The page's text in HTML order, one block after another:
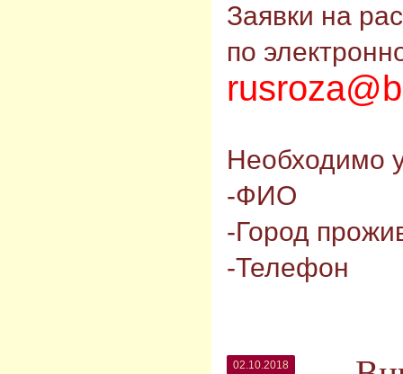
Заявки на
по
Необходимо
-ФИО
-Город
-Телефон
02.10.2018